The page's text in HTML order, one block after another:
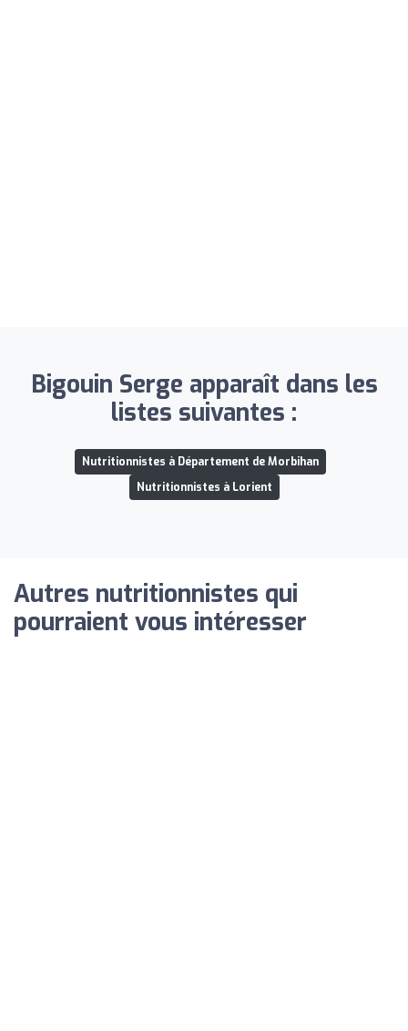
Bigouin Serge apparaît dans les
listes suivantes :
Nutritionnistes à Département de Morbihan
Nutritionnistes à Lorient
Autres nutritionnistes qui
pourraient vous intéresser